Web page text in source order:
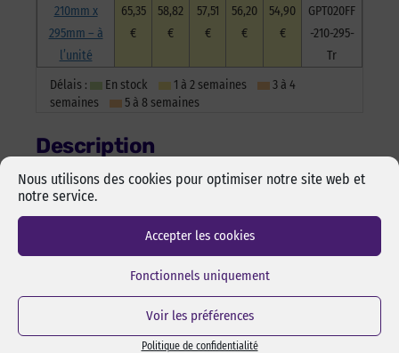
Nous utilisons des cookies pour optimiser notre site web et
notre service.
Accepter les cookies
Fonctionnels uniquement
Voir les préférences
Politique de confidentialité
210mm x
295mm – à
l’unité
65,35
€
58,82
€
57,51
€
56,20
€
54,90
€
GPT020FF
-210-295-
Tr
Délais :
En stock 1 à 2 semaines
3 à 4
semaines
5 à 8 semaines
Description
– Adhésif acrylique modifié sans solvant
– Tack initial élevé
– Adhère sur un grand nombre de substrats (verre, aluminium,
difficiles comme le polypropylène.
– Résistant aux hautes élevées (190°C à court terme – 90°C à
long terme)